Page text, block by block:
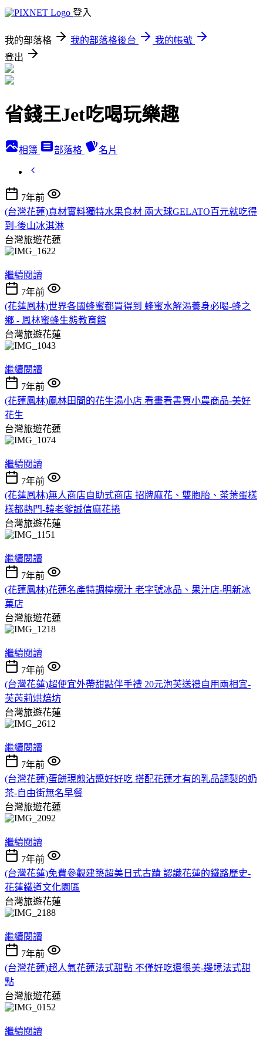
登入
我的部落格 我的部落格後台
我的帳號
登出
省錢王Jet吃喝玩樂趣
相簿 部落格 名片
7年前
(台灣花蓮)真材實料獨特水果食材 兩大球GELATO百元就吃得
到-後山冰淇淋
台灣旅遊花蓮
繼續閱讀
7年前
(花蓮鳳林)世界各國蜂蜜都買得到 蜂蜜水解渴養身必喝-蜂之
鄉 - 鳳林蜜蜂生態教育館
台灣旅遊花蓮
繼續閱讀
7年前
(花蓮鳳林)鳳林田間的花生湯小店 看畫看書買小農商品-美好
花生
台灣旅遊花蓮
繼續閱讀
7年前
(花蓮鳳林)無人商店自助式商店 招牌麻花、雙胞胎、茶葉蛋樣
樣都熱門-韓老爹誠信麻花捲
台灣旅遊花蓮
繼續閱讀
7年前
(花蓮鳳林)花蓮名產特調檸檬汁 老字號冰品、果汁店-明新冰
菓店
台灣旅遊花蓮
繼續閱讀
7年前
(台灣花蓮)超便宜外帶甜點伴手禮 20元泡芙送禮自用兩相宜-
芙芮莉烘焙坊
台灣旅遊花蓮
繼續閱讀
7年前
(台灣花蓮)蛋餅現煎沾醬好好吃 搭配花蓮才有的乳品調製的奶
茶-自由街無名早餐
台灣旅遊花蓮
繼續閱讀
7年前
(台灣花蓮)免費參觀建築超美日式古蹟 認識花蓮的鐵路歷史-
花蓮鐵道文化園區
台灣旅遊花蓮
繼續閱讀
7年前
(台灣花蓮)超人氣花蓮法式甜點 不僅好吃還很美-邊境法式甜
點
台灣旅遊花蓮
繼續閱讀